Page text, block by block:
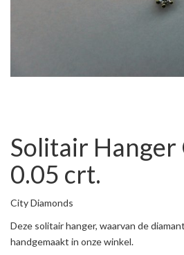
Solitair Hanger
0.05 crt.
City Diamonds
Deze solitair hanger, waarvan de
handgemaakt in onze winkel.